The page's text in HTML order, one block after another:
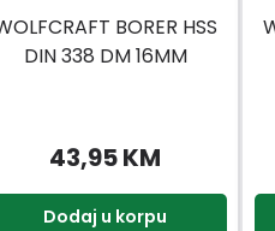
BORER HSS
DIN 338 DM 16MM
43,95 KM
Dodaj u korpu